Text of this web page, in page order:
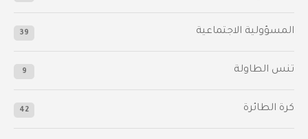
المسؤولية الاجتماعية 39
تنس الطاولة 9
كرة الطائرة 42